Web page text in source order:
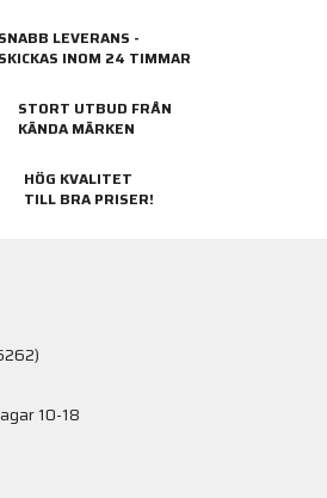
SNABB LEVERANS -
SKICKAS INOM 24 TIMMAR
STORT UTBUD FRÅN
KÄNDA MÄRKEN
HÖG KVALITET
TILL BRA PRISER!
10-18